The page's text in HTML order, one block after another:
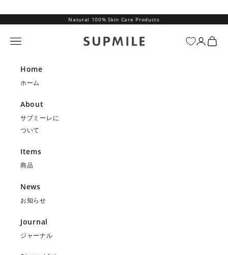
Natural 100% Skin Care Products
SUPMILE（サプミーレ）
メニュー ログイン
カー
Home
ホーム
About
サプミーレに
ついて
Items
商品
News
お知らせ
Journal
ジャーナル